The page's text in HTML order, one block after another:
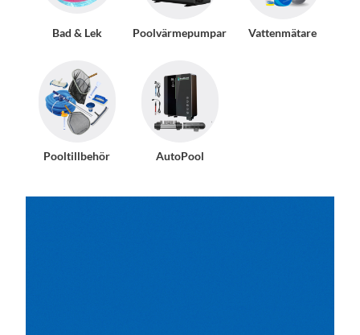
Bad & Lek Poolvärmepumpar Vattenmätare
Pooltillbehör AutoPool